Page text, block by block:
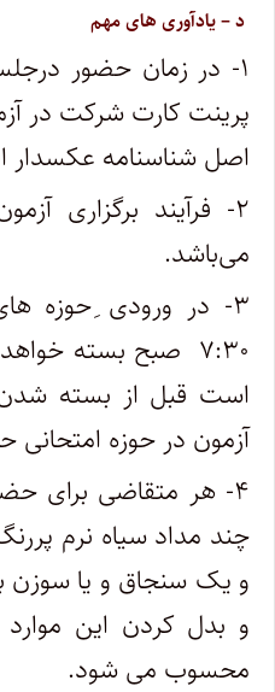
د‍ – یادآوری های مهم‌
۱- در زمان حضور
پرینت کارت شرکت در
اصل شناسنامه عکسدار
می‌باشد.
۳- در ورودی ِحوزه
۷:۳۰ صبح بسته
است قبل از بسته
آزمون در حوزه امتحانی
۴- هر متقاضی برای
چند مداد سیاه نرم
و یک سنجاق و یا سوزن
و بدل کردن این
محسوب می شود.